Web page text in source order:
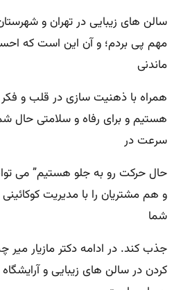
سالن های زیبایی در تهران و
مهم پی بردم؛ و آن این است که
ماندنی
همراه با ذهنیت سازی در قلب و
هستیم و برای رفاه و سلامتی حال
سرعت در
حال حرکت رو به جلو هستیم” می
و هم مشتریان را با مدیریت
شما
جذب کند. در ادامه دکتر مازیار میر
کردن در سالن های زیبایی و